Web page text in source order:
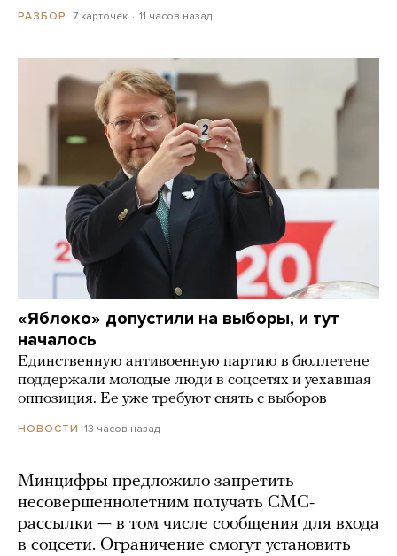
РАЗБОР 7 карточек 11 часов назад
«Яблоко» допустили на выборы, и тут
началось
Единственную антивоенную партию в бюллетене
поддержали молодые люди в соцсетях и уехавшая
оппозиция. Ее уже требуют снять с выборов
НОВОСТИ 13 часов назад
Минцифры предложило запретить
несовершеннолетним получать СМС-
рассылки — в том числе сообщения для входа
в соцсети. Ограничение смогут установить